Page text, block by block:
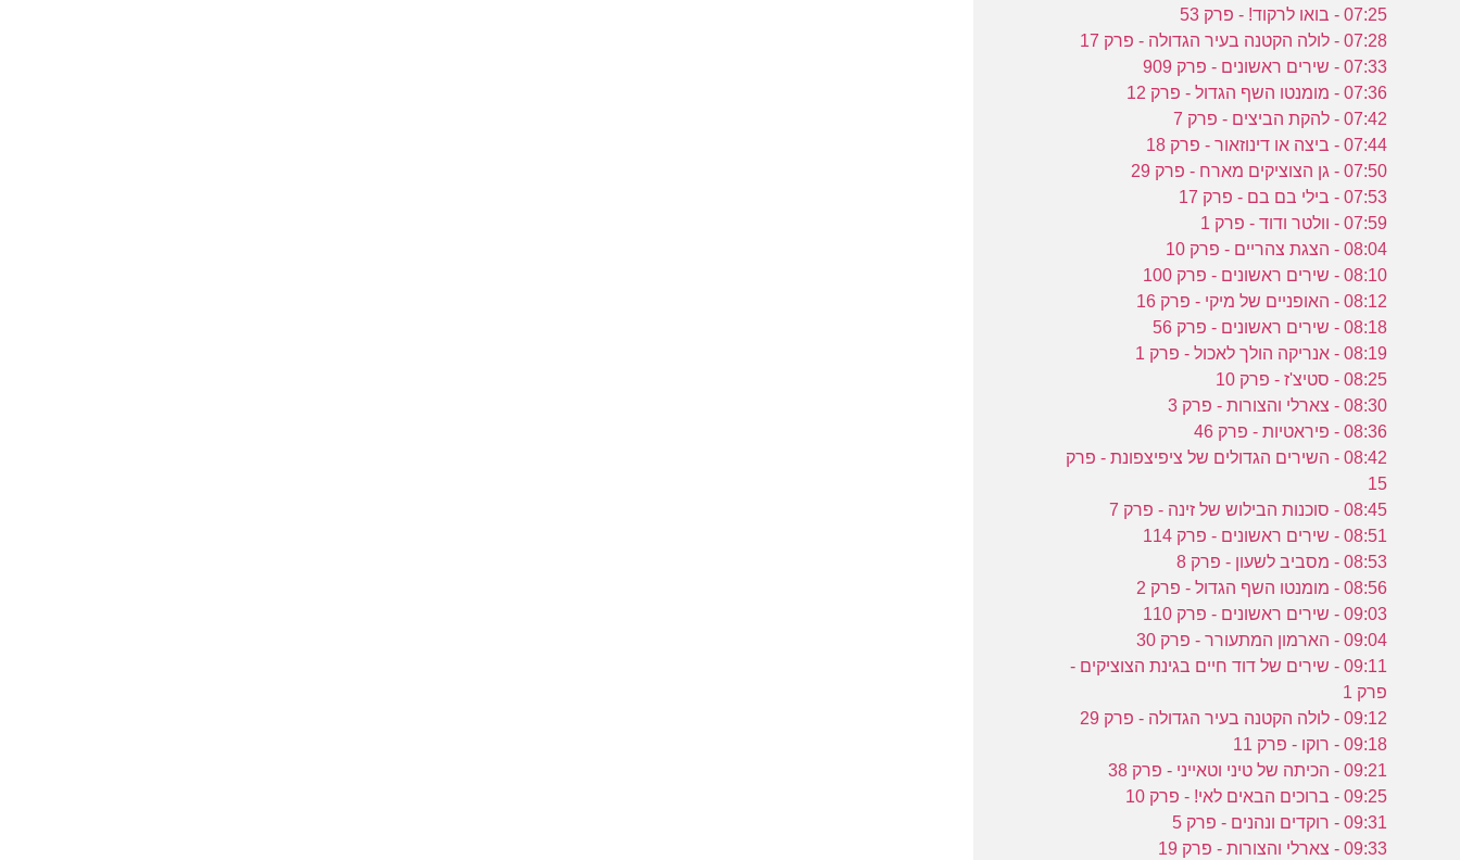
07:25 - בואו לרקוד! - פרק 53
07:28 - לולה הקטנה בעיר הגדולה - פרק 17
07:33 - שירים ראשונים - פרק 909
07:36 - מומנטו השף הגדול - פרק 12
07:42 - להקת הביצים - פרק 7
07:44 - ביצה או דינוזאור - פרק 18
07:50 - גן הצוציקים מארח - פרק 29
07:53 - בילי בם בם - פרק 17
07:59 - וולטר ודוד - פרק 1
08:04 - הצגת צהריים - פרק 10
08:10 - שירים ראשונים - פרק 100
08:12 - האופניים של מיקי - פרק 16
08:18 - שירים ראשונים - פרק 56
08:19 - אנריקה הולך לאכול - פרק 1
08:25 - סטיצ'ז - פרק 10
08:30 - צארלי והצורות - פרק 3
08:36 - פיראטיות - פרק 46
08:42 - השירים הגדולים של ציפיצפונת - פרק
15
08:45 - סוכנות הבילוש של זינה - פרק 7
08:51 - שירים ראשונים - פרק 114
08:53 - מסביב לשעון - פרק 8
08:56 - מומנטו השף הגדול - פרק 2
09:03 - שירים ראשונים - פרק 110
09:04 - הארמון המתעורר - פרק 30
09:11 - שירים של דוד חיים בגינת הצוציקים -
פרק 1
09:12 - לולה הקטנה בעיר הגדולה - פרק 29
09:18 - רוקו - פרק 11
09:21 - הכיתה של טיני וטאייני - פרק 38
09:25 - ברוכים הבאים לאי! - פרק 10
09:31 - רוקדים ונהנים - פרק 5
09:33 - צארלי והצורות - פרק 19